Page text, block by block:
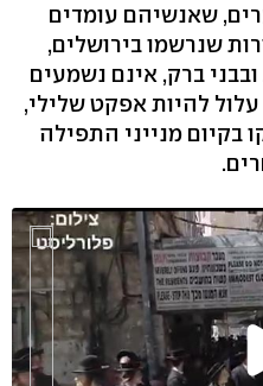
שאנשיהם עומדים
שנרשמו בירושלים,
ברק, אינם נשמעים
להיות אפקט שלילי,
בקיום מנייני התפילה